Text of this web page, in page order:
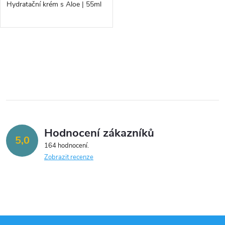
d
u
ů
d
t
ů
Hydratační krém s Aloe | 55ml
l
d
a
p
5,0 Hodnocení zákazníků
164 hodnocení
Zobrazit recenze